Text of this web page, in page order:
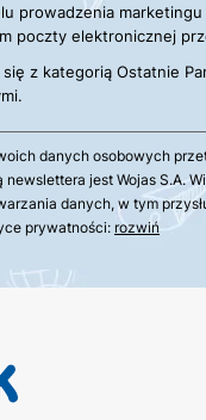
prowadzenia
poczty elektronicznej
się z kategorią Ostatnie
danych osobowych
jest Wojas S.A.
danych, w tym
prywatności: rozwiń